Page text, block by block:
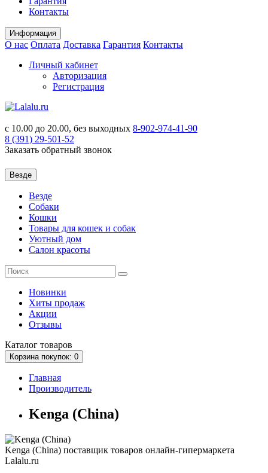
Контакты
Информация
О нас Оплата Доставка Гарантия Контакты
Личный кабинет
Авторизация
Регистрация
с 10.00 до 20.00, без выходных 8-902-974-41-90
8 (391) 29-501-52
Заказать обратный звонок
Везде
Везде
Собаки
Кошки
Товары для кошек и собак
Уютный дом
Салон красоты
Новинки
Хиты продаж
Акции
Отзывы
Каталог товаров
Корзинапокупок: 0
Главная
Производитель
Kenga (China)
Kenga (China) поставщик товаров онлайн-гипермаркета
Lalalu.ru